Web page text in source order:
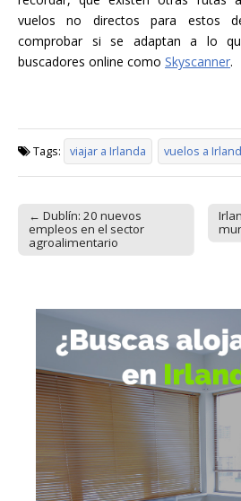
vuelos no directos para estos
comprobar si se adaptan a lo
buscadores online como Skyscanner.
Tags: viajar a Irlanda vuelos a
Post navigation
← Dublín: 20 nuevos
empleos en el sector
agroalimentario